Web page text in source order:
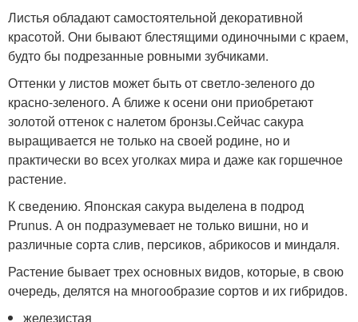
Листья обладают самостоятельной декоративной
красотой. Они бывают блестящими одиночными с краем,
будто бы подрезанные ровными зубчиками.
Оттенки у листов может быть от светло-зеленого до
красно-зеленого. А ближе к осени они приобретают
золотой оттенок с налетом бронзы.Сейчас сакура
выращивается не только на своей родине, но и
практически во всех уголках мира и даже как горшечное
растение.
К сведению. Японская сакура выделена в подрод
Prunus. А он подразумевает не только вишни, но и
различные сорта слив, персиков, абрикосов и миндаля.
Растение бывает трех основных видов, которые, в свою
очередь, делятся на многообразие сортов и их гибридов.
железистая